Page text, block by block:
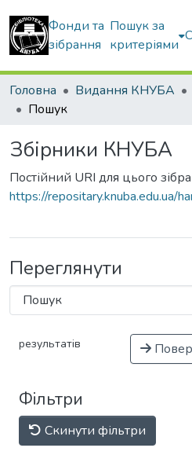
Фонди та
зібрання
Пошук за
критеріями
Головна Видання КНУБА
Пошук
Збірники КНУБА
Постійний URI для цього
https://
Переглянути
результатів
Фільтри
Скинути фільтри